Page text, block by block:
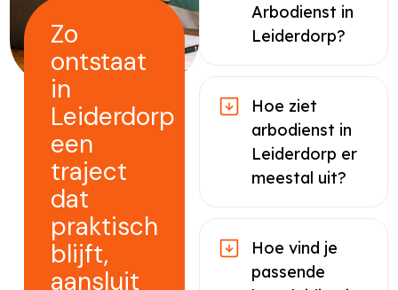
Zo
ontstaat
in
Leiderdorp
een
traject
dat
praktisch
blijft,
aansluit
Arbodienst in
Leiderdorp?
Hoe ziet
arbodienst in
Leiderdorp er
meestal uit?
Hoe vind je
passende